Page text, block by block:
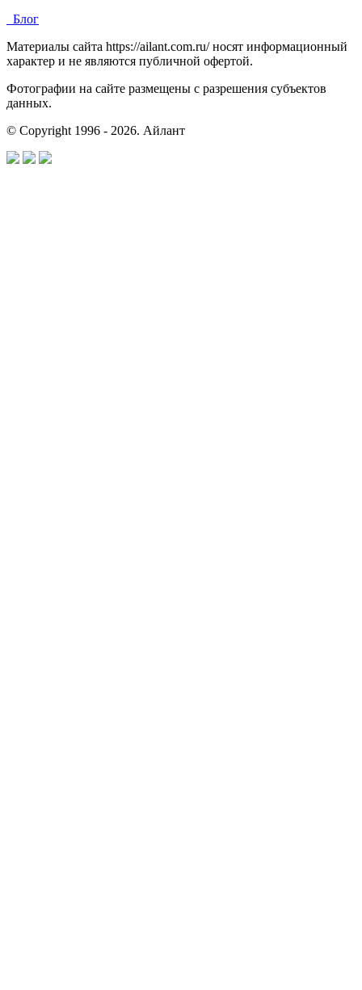
Блог
Материалы сайта https://ailant.com.ru/ носят информационный
характер и не являются публичной офертой.
Фотографии на сайте размещены с разрешения субъектов
данных.
© Copyright 1996 - 2026. Айлант